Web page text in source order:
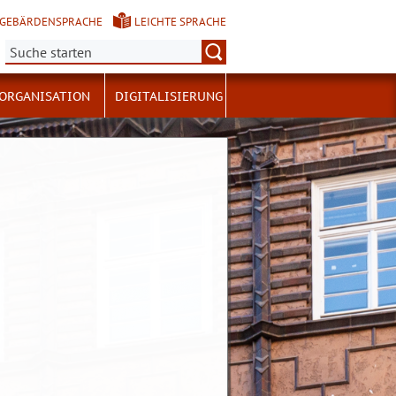
GEBÄRDENSPRACHE
LEICHTE SPRACHE
Suche:
DIGITALISIERUNG